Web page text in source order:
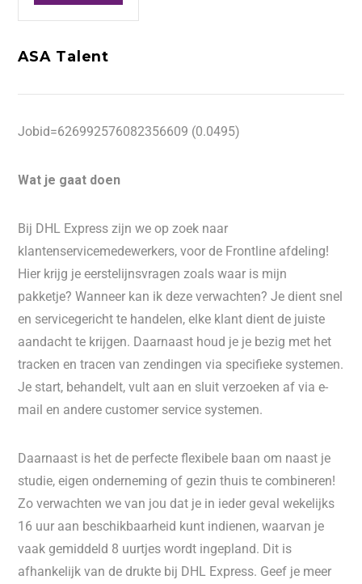
ASA Talent
Jobid=626992576082356609 (0.0495)
Wat je gaat doen
Bij DHL Express zijn we op zoek naar
klantenservicemedewerkers, voor de Frontline afdeling!
Hier krijg je eerstelijnsvragen zoals waar is mijn
pakketje? Wanneer kan ik deze verwachten? Je dient snel
en servicegericht te handelen, elke klant dient de juiste
aandacht te krijgen. Daarnaast houd je je bezig met het
tracken en tracen van zendingen via specifieke systemen.
Je start, behandelt, vult aan en sluit verzoeken af via e-
mail en andere customer service systemen.
Daarnaast is het de perfecte flexibele baan om naast je
studie, eigen onderneming of gezin thuis te combineren!
Zo verwachten we van jou dat je in ieder geval wekelijks
16 uur aan beschikbaarheid kunt indienen, waarvan je
vaak gemiddeld 8 uurtjes wordt ingepland. Dit is
afhankelijk van de drukte bij DHL Express. Geef je meer